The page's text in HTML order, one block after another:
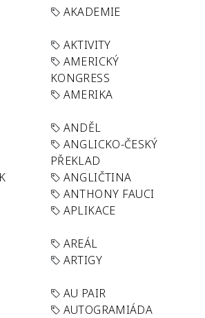
AKADEMIE
AKTIVITY
AMERICKÝ
KONGRESS
AMERIKA
ANDĚL
ANGLICKO-ČESKÝ
PŘEKLAD
ANGLIČTINA
ANTHONY FAUCI
APLIKACE
AREÁL
ARTIGY
AU PAIR
AUTOGRAMIÁDA